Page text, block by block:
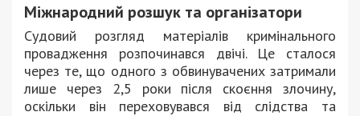
Міжнародний розшук та організатори
Судовий розгляд матеріалів кримінального
провадження розпочинався двічі. Це сталося
через те, що одного з обвинувачених затримали
лише через 2,5 роки після скоєння злочину,
оскільки він переховувався від слідства та